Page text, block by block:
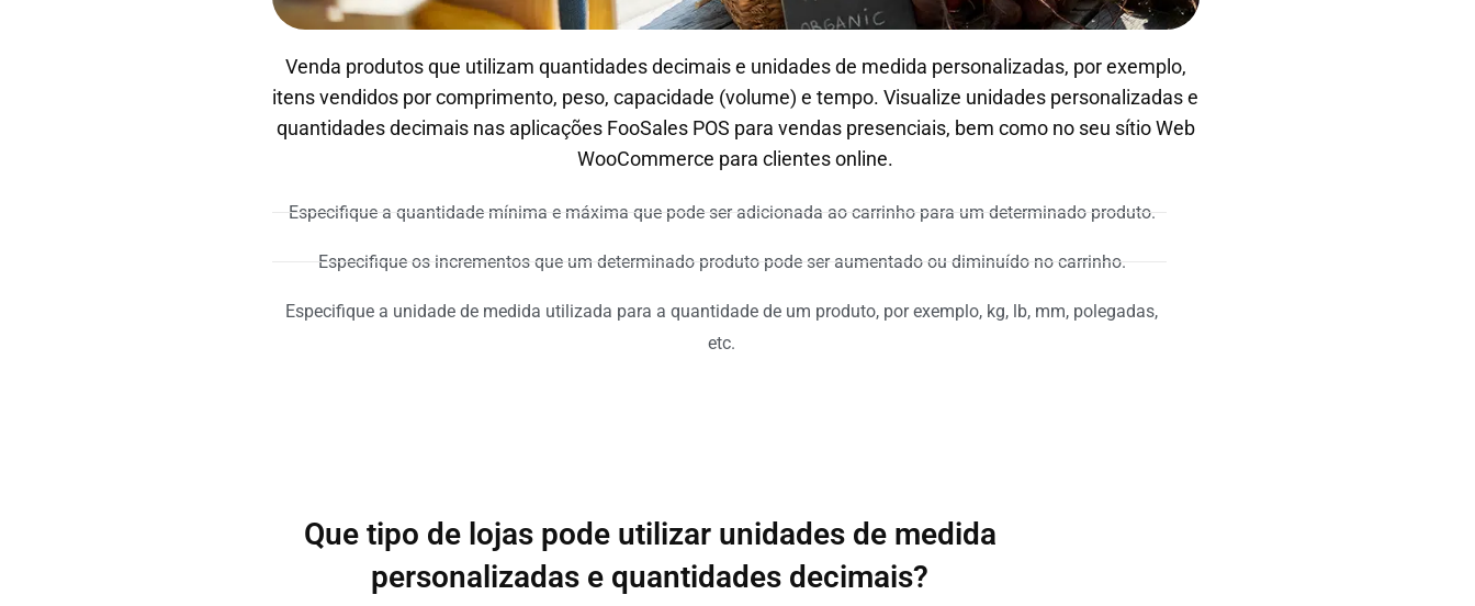
Venda produtos que utilizam quantidades decimais e unidades de medida personalizadas, por exemplo,
itens vendidos por comprimento, peso, capacidade (volume) e tempo. Visualize unidades personalizadas e
quantidades decimais nas aplicações FooSales POS para vendas presenciais, bem como no seu sítio Web
WooCommerce para clientes online.
Especifique a quantidade mínima e máxima que pode ser adicionada ao carrinho para um determinado produto.
Especifique os incrementos que um determinado produto pode ser aumentado ou diminuído no carrinho.
Especifique a unidade de medida utilizada para a quantidade de um produto, por exemplo, kg, lb, mm, polegadas,
etc.
Que tipo de lojas pode utilizar unidades de medida
personalizadas e quantidades decimais?